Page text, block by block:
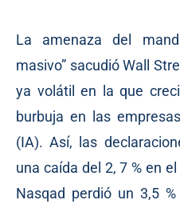
La amenaza del
masivo” sacudió Wall
ya volátil en la que
burbuja en las
(IA). Así, las
una caída del 2, 7 % en
Nasqad perdió un 3,5